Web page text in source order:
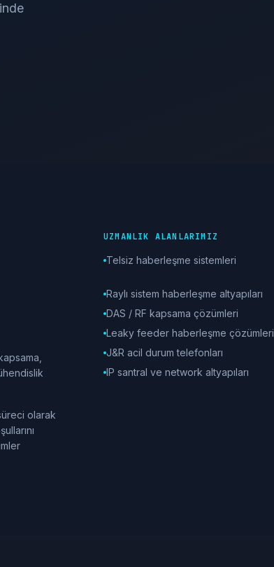
olarak
UZMANLIK ALANLARIMIZ
Telsiz haberleşme sistemleri
Raylı sistem haberleşme altyapıları
DAS / RF kapsama çözümleri
Leaky feeder haberleşme çözümleri
J&R acil durum telefonları
IP santral ve network altyapıları